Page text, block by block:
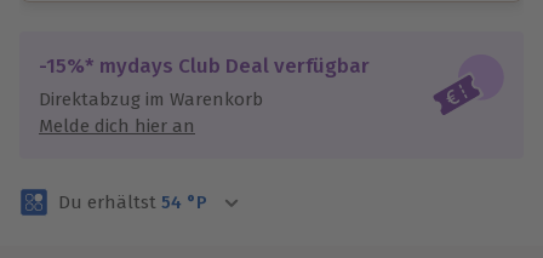
Jeder Gutschein für alle Erlebnisse einlösbar.
Maximale Sicherheit
3 Jahre gültig & verlängerbar.
-15%* mydays Club Deal verfügbar
Direktabzug im Warenkorb
Melde dich hier an
Du erhältst 54 °P